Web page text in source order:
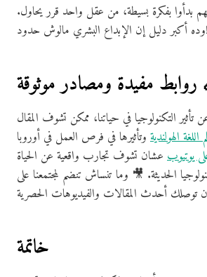
بدأوا بفكرة بسيطة، من عقل واحد قرر يحاول.
🔗
التكنولوجيا في حياتنا، ممكن تشوف المقال
اللغة الهولندية وتأثيرها في فرص العمل في أوروبا 🇳🇱.
يوتيوب عشان تشوف تجارب واقعية عن الحياة
الحديثة. 🎥 وما تنساش تنضم لمجتمعنا على
خاتمة